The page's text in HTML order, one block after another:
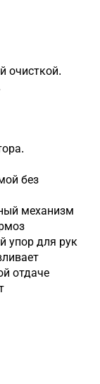
очисткой.
без
механизм
упор для рук
отдаче